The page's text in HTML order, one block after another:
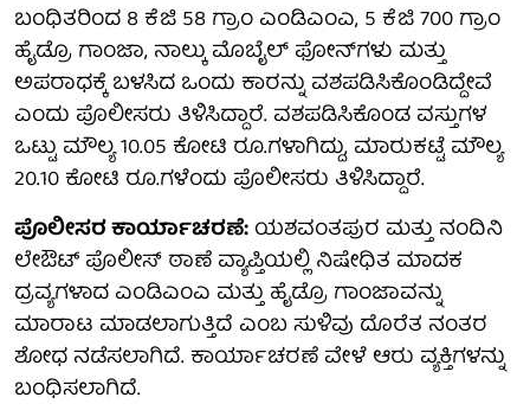
ಬಂಧಿತರಿಂದ 8 ಕೆಜಿ 58 ಗ್ರಾಂ ಎಂಡಿಎಂಎ, 5 ಕೆಜಿ 700 ಗ್ರಾಂ
ಹೈಡ್ರೊ ಗಾಂಜಾ, ನಾಲ್ಕು ಮೊಬೈಲ್ ಫೋನ್‌ಗಳು ಮತ್ತು
ಅಪರಾಧಕ್ಕೆ ಬಳಸಿದ ಒಂದು ಕಾರನ್ನು ವಶಪಡಿಸಿಕೊಂಡಿದ್ದೇವೆ
ಎಂದು ಪೊಲೀಸರು ತಿಳಿಸಿದ್ದಾರೆ. ವಶಪಡಿಸಿಕೊಂಡ ವಸ್ತುಗಳ
ಒಟ್ಟು ಮೌಲ್ಯ 10.05 ಕೋಟಿ ರೂ.ಗಳಾಗಿದ್ದು, ಮಾರುಕಟ್ಟೆ ಮೌಲ್ಯ
20.10 ಕೋಟಿ ರೂ.ಗಳೆಂದು ಪೊಲೀಸರು ತಿಳಿಸಿದ್ದಾರೆ.
ಪೊಲೀಸರ ಕಾರ್ಯಾಚರಣೆ:ಯಶವಂತಪುರ ಮತ್ತು ನಂದಿನಿ
ಲೇಔಟ್ ಪೊಲೀಸ್ ಠಾಣೆ ವ್ಯಾಪ್ತಿಯಲ್ಲಿ ನಿಷೇಧಿತ ಮಾದಕ
ದ್ರವ್ಯಗಳಾದ ಎಂಡಿಎಂಎ ಮತ್ತು ಹೈಡ್ರೊ ಗಾಂಜಾವನ್ನು
ಮಾರಾಟ ಮಾಡಲಾಗುತ್ತಿದೆ ಎಂಬ ಸುಳಿವು ದೊರೆತ ನಂತರ
ಶೋಧ ನಡೆಸಲಾಗಿದೆ. ಕಾರ್ಯಾಚರಣೆ ವೇಳೆ ಆರು ವ್ಯಕ್ತಿಗಳನ್ನು
ಬಂಧಿಸಲಾಗಿದೆ.